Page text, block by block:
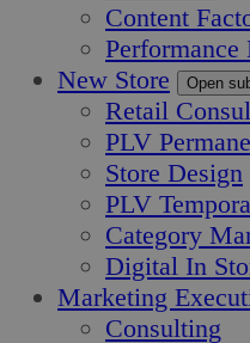
Content
New Store
Open
Retail
PLV
Store Design
PLV
Category
Digital In
Marketing
Consulting